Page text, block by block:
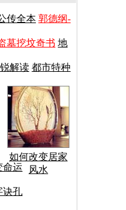
传全本 郭德纲-
墓挖坟奇书 地
解读 都市特种
如何改变居家
风水
命运
诀孔